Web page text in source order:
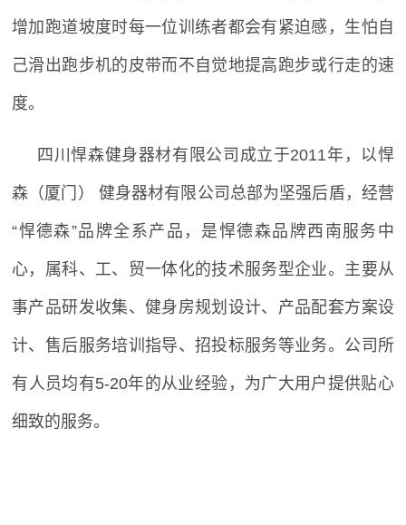
增加跑道坡度时每一位训练者都会有紧迫感，生怕自
己滑出跑步机的皮带而不自觉地提高跑步或行走的速
度。
四川悍森健身器材有限公司成立于2011年，以悍
森（厦门） 健身器材有限公司总部为坚强后盾，经营
“悍德森”品牌全系产品，是悍德森品牌西南服务中
心，属科、工、贸一体化的技术服务型企业。主要从
事产品研发收集、健身房规划设计、产品配套方案设
计、售后服务培训指导、招投标服务等业务。公司所
有人员均有5-20年的从业经验，为广大用户提供贴心
细致的服务。